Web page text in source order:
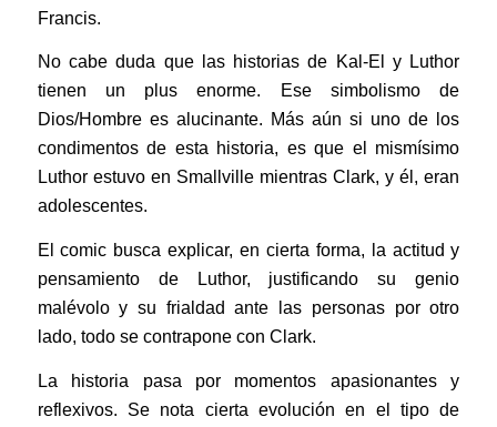
Francis.
No cabe duda que las historias de Kal-El y Luthor
tienen un plus enorme. Ese simbolismo de
Dios/Hombre es alucinante. Más aún si uno de los
condimentos de esta historia, es que el mismísimo
Luthor estuvo en Smallville mientras Clark, y él, eran
adolescentes.
El comic busca explicar, en cierta forma, la actitud y
pensamiento de Luthor, justificando su genio
malévolo y su frialdad ante las personas por otro
lado, todo se contrapone con Clark.
La historia pasa por momentos apasionantes y
reflexivos. Se nota cierta evolución en el tipo de